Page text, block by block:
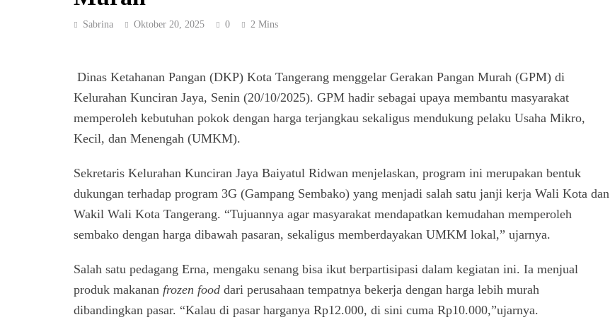
Sabrina Oktober 20, 2025 0 2 Mins
Dinas Ketahanan Pangan (DKP) Kota Tangerang menggelar Gerakan Pangan Murah (GPM) di
Kelurahan Kunciran Jaya, Senin (20/10/2025). GPM hadir sebagai upaya membantu masyarakat
memperoleh kebutuhan pokok dengan harga terjangkau sekaligus mendukung pelaku Usaha Mikro,
Kecil, dan Menengah (UMKM).
Sekretaris Kelurahan Kunciran Jaya Baiyatul Ridwan menjelaskan, program ini merupakan bentuk
dukungan terhadap program 3G (Gampang Sembako) yang menjadi salah satu janji kerja Wali Kota dan
Wakil Wali Kota Tangerang. “Tujuannya agar masyarakat mendapatkan kemudahan memperoleh
sembako dengan harga dibawah pasaran, sekaligus memberdayakan UMKM lokal,” ujarnya.
Salah satu pedagang Erna, mengaku senang bisa ikut berpartisipasi dalam kegiatan ini. Ia menjual
produk makanan frozen food dari perusahaan tempatnya bekerja dengan harga lebih murah
dibandingkan pasar. “Kalau di pasar harganya Rp12.000, di sini cuma Rp10.000,”ujarnya.